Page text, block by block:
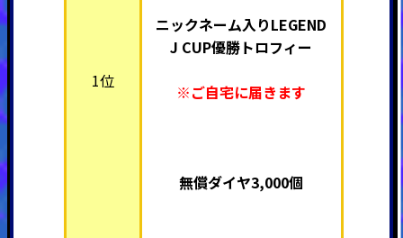
1位
ニックネーム入りLEGEND
J CUP優勝トロフィー
※ご自宅に届きます
無償ダイヤ3,000個